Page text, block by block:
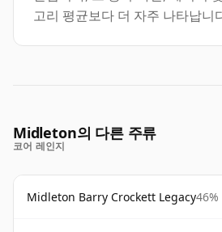
고리 평균보다 더 자주 나타납니
Midleton의 다른 주류
코어 레인지
Midleton Barry Crockett Legacy46%